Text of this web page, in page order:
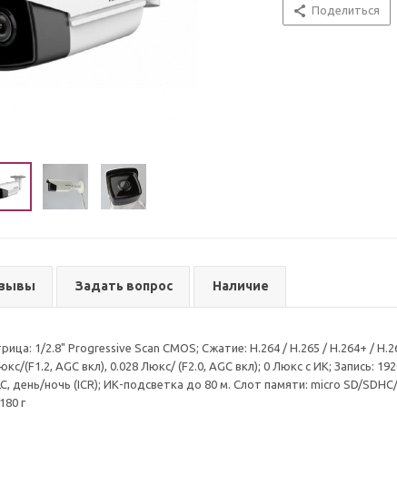
Поделиться
Задать вопрос Наличие
1/2.8" Progressive Scan CMOS; Сжатие: H.264 / Н.265 / H.264+ /
(F1.2, AGC вкл), 0.028 Люкс/ (F2.0, AGC вкл); 0 Люкс с ИК; Запись:
день/ночь (ICR); ИК-подсветка до 80 м. Слот памяти: micro SD/
г